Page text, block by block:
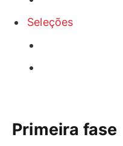
Seleções
Primeira fase